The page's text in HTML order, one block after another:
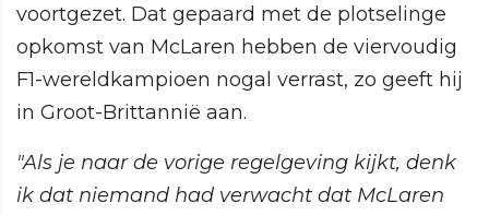
voortgezet. Dat gepaard met de plotselinge
opkomst van McLaren hebben de viervoudig
F1-wereldkampioen nogal verrast, zo geeft hij
in Groot-Brittannië aan.
"Als je naar de vorige regelgeving kijkt, denk
ik dat niemand had verwacht dat McLaren